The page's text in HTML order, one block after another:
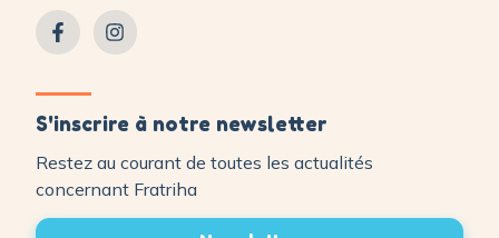
S'inscrire à notre newsletter
Restez au courant de toutes les actualités
concernant Fratriha